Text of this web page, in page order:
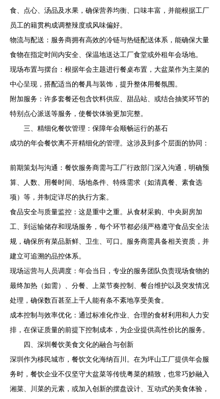
食、点心、汤品及水果，确保营养均衡、口味丰富，并能根据工厂
员工的籍贯构成调整辣度或风味偏好。
物流与配送：服务商拥有高效的冷链与热链配送体系，能确保大量
食物在指定时间内安全、保温地送达工厂食堂或外租年会场地。
现场布置与摆台：根据年会主题进行餐桌布置，大盆菜作为主菜的
中心呈现，搭配适当的餐具与装饰，提升整体用餐氛围。
附加服务：许多套餐还包含饮料供应、甜品站、或结合抽奖环节的
特别点心派送等服务，使餐饮体验更加完整。
三、精细化餐饮管理：保障年会顺畅运行的基石
成功的年会餐饮离不开精细化的管理。这涉及到多个层面的协同：
前期策划与沟通：餐饮服务商需与工厂行政部门深入沟通，明确预
算、人数、用餐时间、场地条件、特殊需求（如清真餐、素食选
项）等，并制定详尽的执行方案。
食品安全与质量监控：这是重中之重。从食材采购、中央厨房加
工、到运输储存和现场服务，每个环节都必须严格遵守食品安全法
规，确保所有菜品新鲜、卫生、可口。服务商需具备相关资质，并
建立可追溯的品控体系。
现场运营与人员调度：年会当日，专业的服务团队负责现场食物的
最终加热（如需）、分餐、上菜节奏控制、餐台维护以及突发情况
处理，确保数百甚至上千人能有条不紊地享受美食。
成本控制与效率优化：通过标准化作业、合理的食材利用和人力安
排，在保证质量的前提下控制成本，为企业提供高性价比的服务。
四、深圳餐饮美食文化的融合与创新
深圳作为移民城市，餐饮文化海纳百川。在为坪山工厂提供年会服
务时，餐饮企业不仅坚守大盆菜等传统粤菜的精致，也常巧妙融入
湘菜、川菜的元素，或加入创新的摆盘设计、互动式的美食体验，